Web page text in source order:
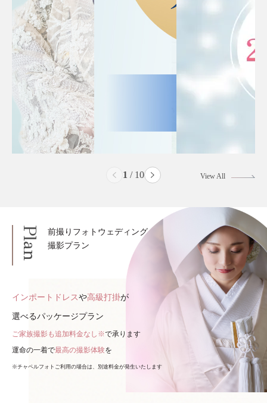
2 / 10 View All
Plan
前撮りフォトウェディング
撮影プラン
インポートドレスや高級打掛が
選べるパッケージプラン
ご家族撮影も追加料金なし※で承ります
運命の一着で最高の撮影体験を
※チャペルフォトご利用の場合は、別途料金が発生いたします